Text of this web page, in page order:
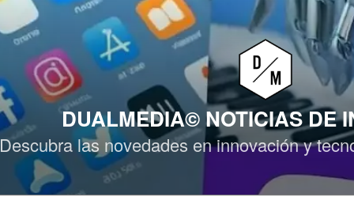
DUALMEDIA© NOTICIAS DE
Descubra las novedades en innovación y